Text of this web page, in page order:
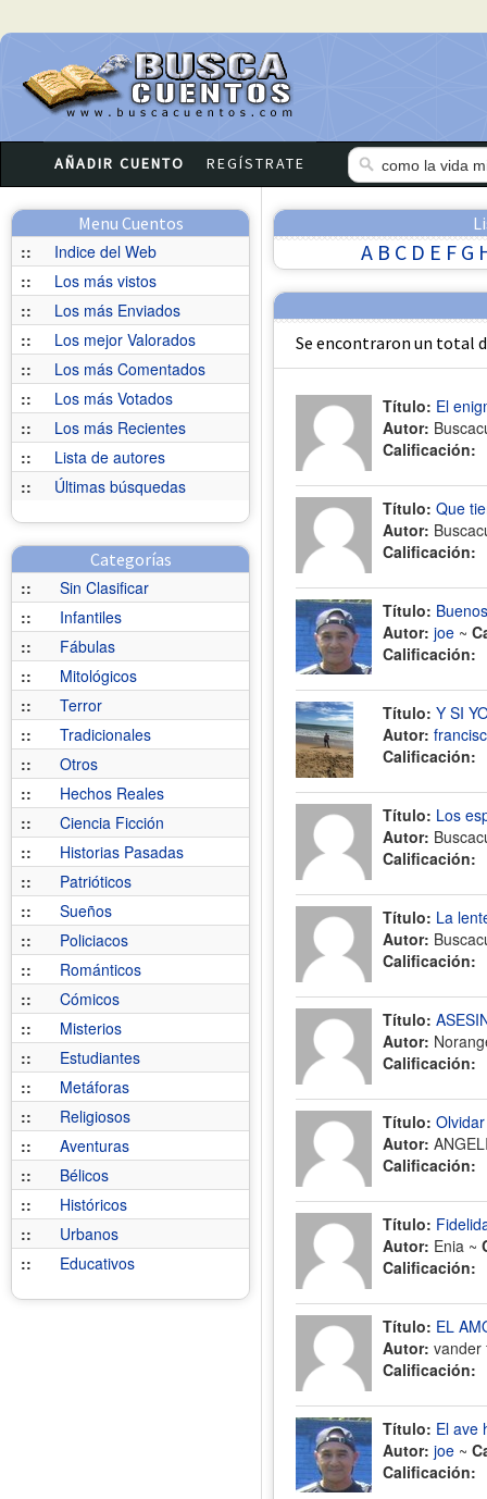
AÑADIR CUENTO REGÍSTRATE
Menu Cuentos
::
Indice del Web
::
Los más vistos
::
Los más Enviados
::
Los mejor Valorados
::
Los más Comentados
::
Los más Votados
::
Los más Recientes
::
Lista de autores
::
Últimas búsquedas
Categorías
::
Sin Clasificar
::
Infantiles
::
Fábulas
::
Mitológicos
::
Terror
::
Tradicionales
::
Otros
::
Hechos Reales
::
Ciencia Ficción
::
Historias Pasadas
::
Patrióticos
::
Sueños
::
Policiacos
::
Románticos
::
Cómicos
::
Misterios
::
Estudiantes
::
Metáforas
::
Religiosos
::
Aventuras
::
Bélicos
::
Históricos
::
Urbanos
::
Educativos
A B C D E F G
Se encontraron un total
Título: El
Autor:
Calificación:
Título: Que
Autor:
Calificación:
Título:
Autor: joe ~
Calificación:
Título: Y SI
Autor:
Calificación:
Título: Los
Autor:
Calificación:
Título: La
Autor:
Calificación:
Título:
Autor:
Calificación:
Título:
Autor:
Calificación:
Título:
Autor: Enia ~
Calificación:
Título: EL
Autor:
Calificación:
Título: El ave
Autor: joe ~
Calificación: